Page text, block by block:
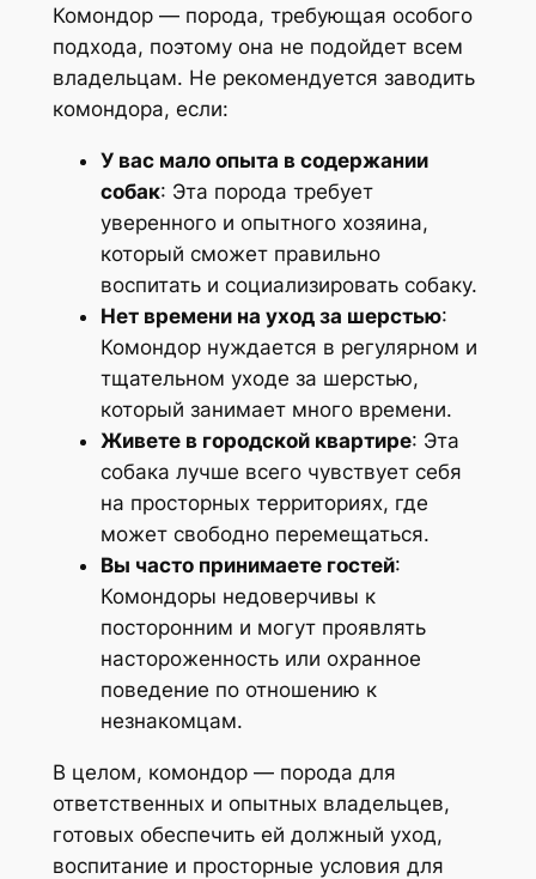
Комондор — порода, требующая особого
подхода, поэтому она не подойдет всем
владельцам. Не рекомендуется заводить
комондора, если:
У вас мало опыта в содержании
собак: Эта порода требует
уверенного и опытного хозяина,
который сможет правильно
воспитать и социализировать собаку.
Нет времени на уход за шерстью:
Комондор нуждается в регулярном и
тщательном уходе за шерстью,
который занимает много времени.
Живете в городской квартире: Эта
собака лучше всего чувствует себя
на просторных территориях, где
может свободно перемещаться.
Вы часто принимаете гостей:
Комондоры недоверчивы к
посторонним и могут проявлять
настороженность или охранное
поведение по отношению к
незнакомцам.
В целом, комондор — порода для
ответственных и опытных владельцев,
готовых обеспечить ей должный уход,
воспитание и просторные условия для